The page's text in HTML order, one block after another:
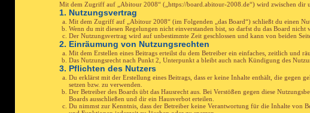
Mit dem Zugriff auf „Abitour 2008“ („https://board.abitour-2008.de“) wird zwischen dir
1. Nutzungsvertrag
Mit dem Zugriff auf „Abitour 2008“ (im Folgenden „das Board“) schließt du einen
Wenn du mit diesen Regelungen nicht einverstanden bist, so darfst du das Board
Der Nutzungsvertrag wird auf unbestimmte Zeit geschlossen und kann von beiden
2. Einräumung von Nutzungsrechten
Mit dem Erstellen eines Beitrags erteilst du dem Betreiber ein einfaches, zeitlich und
Das Nutzungsrecht nach Punkt 2, Unterpunkt a bleibt auch nach Kündigung des
3. Pflichten des Nutzers
Du erklärst mit der Erstellung eines Beitrags, dass er keine Inhalte enthält, die gegen
setzen bzw. zu verwenden.
Der Betreiber des Boards übt das Hausrecht aus. Bei Verstößen gegen diese
Boards ausschließen und dir ein Hausverbot erteilen.
Du nimmst zur Kenntnis, dass der Betreiber keine Verantwortung für die Inhalte von